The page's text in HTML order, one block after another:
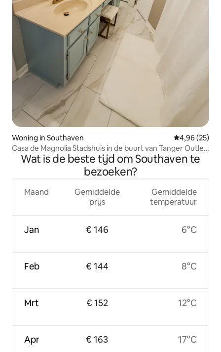
Woning in Southaven Gemiddelde
4,96 (25)
Casa de Magnolia Stadshuis in de buurt van Tanger Outlet
MallWat is de beste tijd om Southaven te
bezoeken?
Maand
Jan
Feb
Mrt
Apr
Gemiddelde
prijs
€ 146
€ 144
€ 152
€ 163
Gemiddelde
temperatuur
6°C
8°C
12°C
17°C